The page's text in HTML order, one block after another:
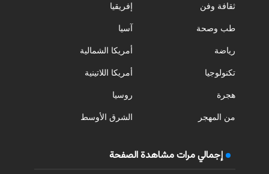
ثقافة وفن
طب وصحة
رياضة
تكنولوجيا
هجرة
من المهجر
إفريقيا
آسيا
أمريكا الشمالية
أمريكا اللاتينية
روسيا
الشرق الأوسط
إجمالي مرات مشاهدة الصفحة